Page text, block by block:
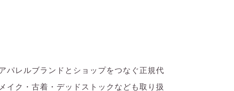
パレルブランドとショップをつなぐ正規代
イク・古着・デッドストックなども取り扱